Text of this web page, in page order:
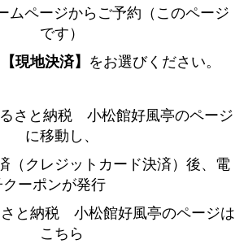
ページからご予約（このページ
です）
【現地決済】 をお選びください。
さと納税 小松館好風亭のページ
に移動し、
（クレジットカード決済）後、電
クーポンが発行
と納税 小松館好風亭のページは
こちら